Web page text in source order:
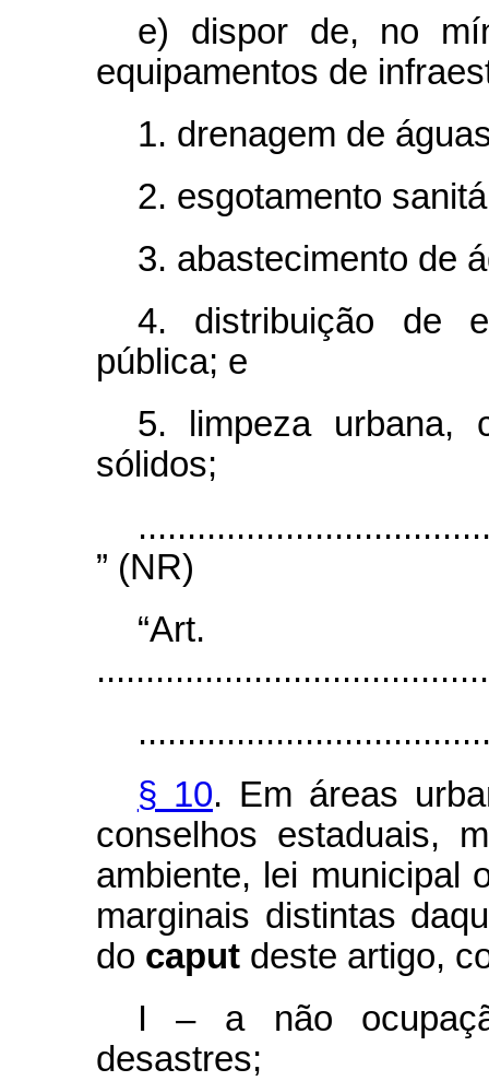
e) dispor de, no
equipamentos de
1. drenagem de
2. esgotamento
3. abastecimento de
4. distribuição de
pública; e
5. limpeza urbana,
sólidos;
” (NR)
§ 10. Em áreas
conselhos estaduais,
ambiente, lei municipal
marginais distintas
do caput deste artigo,
I – a não
desastres;